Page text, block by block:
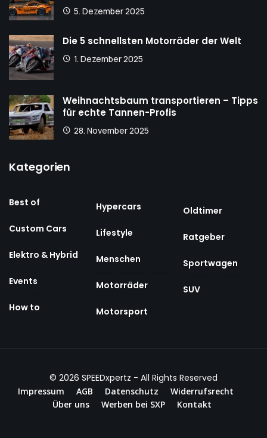
5. Dezember 2025
Die 5 schnellsten Motorräder der Welt
1. Dezember 2025
Weihnachtsbaum transportieren – Tipps
für echte Tannen-Profis
28. November 2025
Kategorien
Best of
Custom Cars
Elektro & Hybrid
Events
How to
Hypercars
Lifestyle
Menschen
Motorräder
Motorsport
Oldtimer
Ratgeber
Sportwagen
SUV
© 2026 SPEEDxpertz - All Rights Reserved
Impressum AGB Datenschutz
Widerrufsrecht
Über uns
Werben bei SXP Kontakt